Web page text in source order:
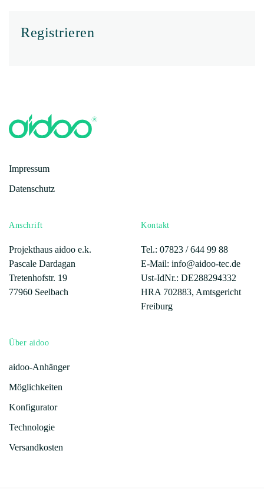
Registrieren
Impressum
Datenschutz
Anschrift
Projekthaus aidoo e.k.
Pascale Dardagan
Tretenhofstr. 19
77960 Seelbach
Kontakt
Tel.: 07823 /644 99 88
E-Mail: info@aidoo-tec.de
Ust-IdNr.: DE288294332
HRA 702883, Amtsgericht
Freiburg
Über aidoo
aidoo-Anhänger
Möglichkeiten
Konfigurator
Technologie
Versandkosten